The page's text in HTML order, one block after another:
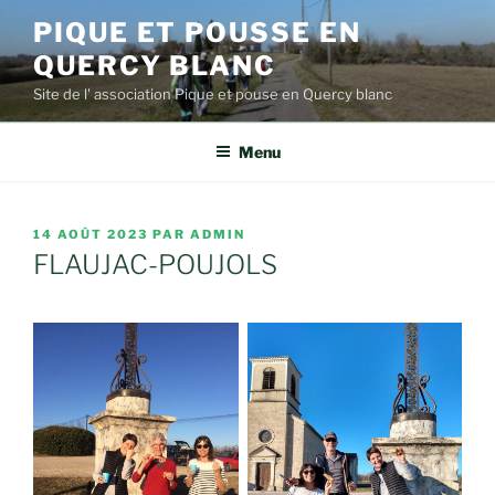
contenu
principal
PIQUE ET POUSSE EN
QUERCY BLANC
Site de l' association Pique et pouse en Quercy blanc
Menu
PUBLIÉ
LE
14 AOÛT 2023 PAR ADMIN
FLAUJAC-POUJOLS